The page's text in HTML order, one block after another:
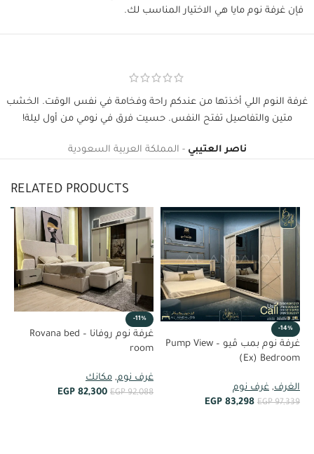
فإن غرفة نوم مايا هي الاختيار المناسب لك.
غرفة النوم اللي أخذتها من عندكم راحة وفخامة في نفس الوقت. الخشب
متين والتفاصيل تفتح النفس. حسيت فرق في نومي من أول ليلة!
ناصر العتيبي المملكة العربية السعودية
RELATED PRODUCTS
-14%
غرفة نوم بمب ڤيو – Pump View
(Ex) Bedroom
الغرف, غرف نوم
EGP97,339
EGP 83,298
-11%
غرفة نوم روفانا – Rovana bed
room
غرف نوم, مكانك
EGP92,088
EGP 82,300